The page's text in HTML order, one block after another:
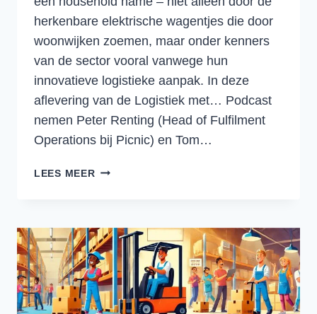
herkenbare elektrische wagentjes die door
woonwijken zoemen, maar onder kenners
van de sector vooral vanwege hun
innovatieve logistieke aanpak. In deze
aflevering van de Logistiek met… Podcast
nemen Peter Renting (Head of Fulfilment
Operations bij Picnic) en Tom…
LEES MEERLOGISTIEKE
MENSEN,
TECHNOLOGIE
EN
VASTGOED.